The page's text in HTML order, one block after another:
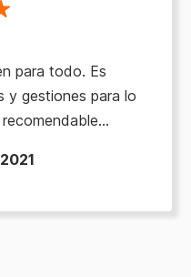
para todo. Es
y gestiones para lo